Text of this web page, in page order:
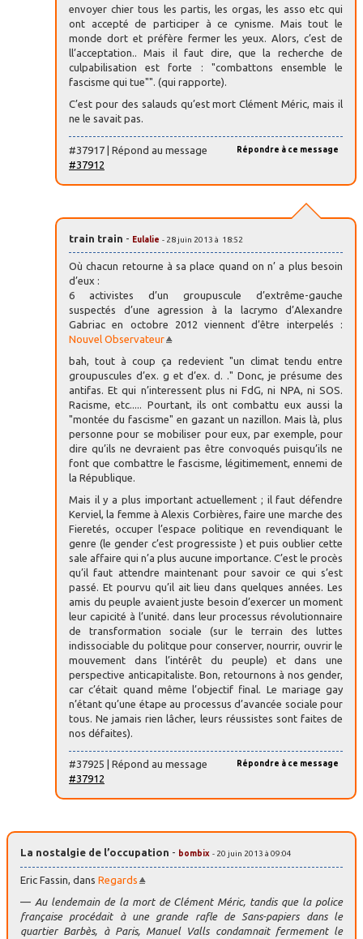
envoyer chier tous les partis, les orgas, les asso etc qui
ont accepté de participer à ce cynisme. Mais tout le
monde dort et préfère fermer les yeux. Alors, c’est de
ll’acceptation.. Mais il faut dire, que la recherche de
culpabilisation est forte : "combattons ensemble le
fascisme qui tue"". (qui rapporte).
C’est pour des salauds qu’est mort Clément Méric, mais il
ne le savait pas.
Répondre à ce message
#37917 | Répond au message
#37912
train train - Eulalie - 28 juin 2013 à 18:52
Où chacun retourne à sa place quand on n’ a plus besoin
d’eux :
6 activistes d’un groupuscule d’extrême-gauche
suspectés d’une agression à la lacrymo d’Alexandre
Gabriac en octobre 2012 viennent d’être interpelés :
Nouvel Observateur
bah, tout à coup ça redevient "un climat tendu entre
groupuscules d’ex. g et d’ex. d. ." Donc, je présume des
antifas. Et qui n’interessent plus ni FdG, ni NPA, ni SOS.
Racisme, etc..... Pourtant, ils ont combattu eux aussi la
"montée du fascisme" en gazant un nazillon. Mais là, plus
personne pour se mobiliser pour eux, par exemple, pour
dire qu’ils ne devraient pas être convoqués puisqu’ils ne
font que combattre le fascisme, légitimement, ennemi de
la République.
Mais il y a plus important actuellement ; il faut défendre
Kerviel, la femme à Alexis Corbières, faire une marche des
Fieretés, occuper l’espace politique en revendiquant le
genre (le gender c’est progressiste ) et puis oublier cette
sale affaire qui n’a plus aucune importance. C’est le procès
qu’il faut attendre maintenant pour savoir ce qui s’est
passé. Et pourvu qu’il ait lieu dans quelques années. Les
amis du peuple avaient juste besoin d’exercer un moment
leur capicité à l’unité. dans leur processus révolutionnaire
de transformation sociale (sur le terrain des luttes
indissociable du politque pour conserver, nourrir, ouvrir le
mouvement dans l’intérêt du peuple) et dans une
perspective anticapitaliste. Bon, retournons à nos gender,
car c’était quand même l’objectif final. Le mariage gay
n’étant qu’une étape au processus d’avancée sociale pour
tous. Ne jamais rien lâcher, leurs réussistes sont faites de
nos défaites).
Répondre à ce message
#37925 | Répond au message
#37912
La nostalgie de l’occupation - bombix - 20 juin 2013 à 09:04
Eric Fassin, dans Regards
— Au lendemain de la mort de Clément Méric, tandis que la police
française procédait à une grande rafle de Sans-papiers dans le
quartier Barbès, à Paris, Manuel Valls condamnait fermement le